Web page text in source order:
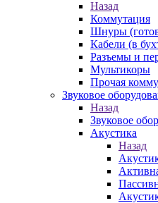
Назад
Коммутация
Шнуры
Кабели (в
Разъемы и
Мультикоры
Прочая
Звуковое
Назад
Звуковое
Акустика
Назад